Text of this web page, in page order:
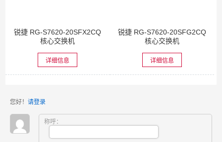
锐捷 RG-S7620-20SFX2CQ
核心交换机
详细信息
锐捷 RG-S7620-20SFG2CQ
核心交换机
详细信息
您好！ 请登录
称呼：